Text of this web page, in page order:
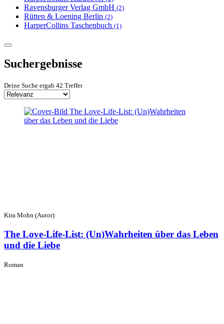
Ravensburger Verlag GmbH (2)
Rütten & Loening Berlin (2)
HarperCollins Taschenbuch (1)
Suchergebnisse
Deine Suche ergab 42 Treffer
Kira Mohn (Autor)
The Love-Life-List: (Un)Wahrheiten über das Leben
und die Liebe
Roman